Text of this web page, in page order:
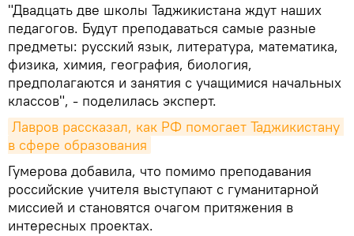
"Двадцать две школы Таджикистана ждут наших
педагогов. Будут преподаваться самые разные
предметы: русский язык, литература, математика,
физика, химия, география, биология,
предполагаются и занятия с учащимися начальных
классов", - поделилась эксперт.
Лавров рассказал, как РФ помогает Таджикистану
в сфере образования
Гумерова добавила, что помимо преподавания
российские учителя выступают с гуманитарной
миссией и становятся очагом притяжения в
интересных проектах.